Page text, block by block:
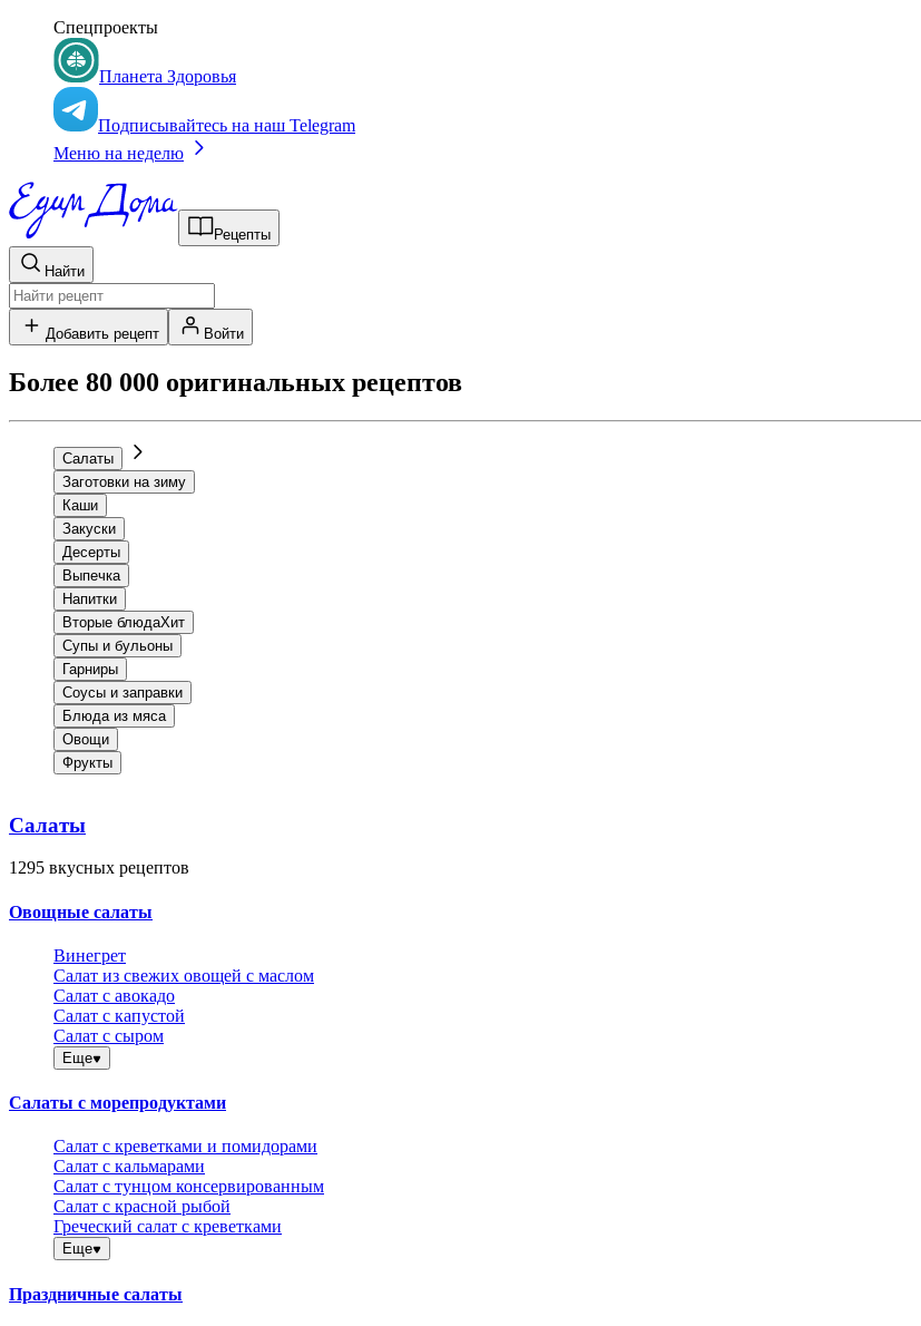
Спецпроекты
Планета Здоровья
Подписывайтесь на наш Telegram
Меню на неделю
Рецепты
Найти
Добавить рецепт Войти
Более 80 000 оригинальных рецептов
Салаты
Заготовки на зиму
Каши
Закуски
Десерты
Выпечка
Напитки
Вторые блюдаХит
Супы и бульоны
Гарниры
Соусы и заправки
Блюда из мяса
Овощи
Фрукты
Салаты
1295 вкусных рецептов
Овощные салаты
Винегрет
Салат из свежих овощей с маслом
Салат с авокадо
Салат с капустой
Салат с сыром
Еще
Салаты с морепродуктами
Салат с креветками и помидорами
Салат с кальмарами
Салат с тунцом консервированным
Салат с красной рыбой
Греческий салат с креветками
Еще
Праздничные салаты